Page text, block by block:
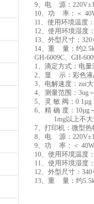
9、电 源：
10、功 率：＜
11、使用环境温度
12、使用环境湿度
13、外型尺寸：
14、重 量：约
GH-6009C、GH-
1、滴定方式：电
2、显 示：彩色液
3、电解速度：zui
4、测量范围：3ug
5、灵 敏 阀：0.1µg
6、精 确 度：10µg
1mg以上不大
7、打印机：微型热
8、电 源：
9、功 率：＜
10、使用环境温度
11、使用环境湿度
12、外型尺寸：
13、重 量：约